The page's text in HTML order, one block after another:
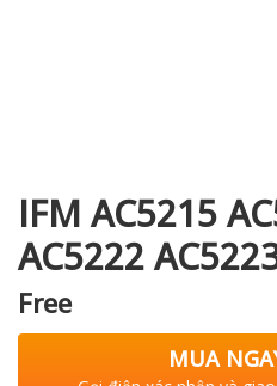
IFM AC5215
AC5222
Free
MUA